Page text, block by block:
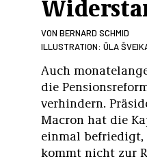
VON BERNARD SCHMID
ILLUSTRATION: ŪLA
Auch
die
verhindern.
Macron hat die
einmal befriedigt,
kommt nicht zur